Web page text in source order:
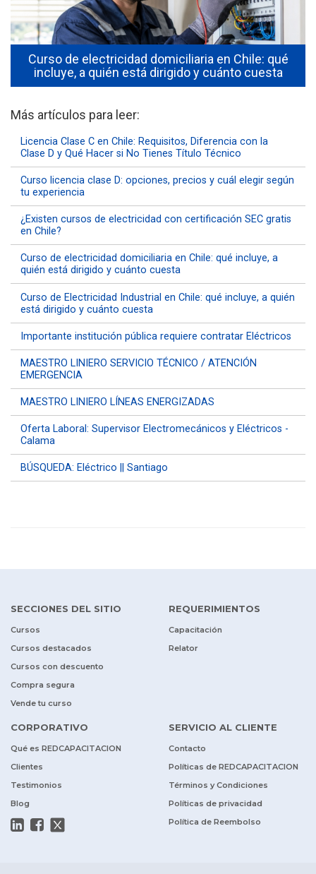
Curso de electricidad domiciliaria en Chile: qué
incluye, a quién está dirigido y cuánto cuesta
Más artículos para leer:
Licencia Clase C en Chile: Requisitos, Diferencia con la
Clase D y Qué Hacer si No Tienes Título Técnico
Curso licencia clase D: opciones, precios y cuál elegir según
tu experiencia
¿Existen cursos de electricidad con certificación SEC gratis
en Chile?
Curso de electricidad domiciliaria en Chile: qué incluye, a
quién está dirigido y cuánto cuesta
Curso de Electricidad Industrial en Chile: qué incluye, a quién
está dirigido y cuánto cuesta
Importante institución pública requiere contratar Eléctricos
MAESTRO LINIERO SERVICIO TÉCNICO / ATENCIÓN
EMERGENCIA
MAESTRO LINIERO LÍNEAS ENERGIZADAS
Oferta Laboral: Supervisor Electromecánicos y Eléctricos -
Calama
BÚSQUEDA: Eléctrico || Santiago
SECCIONES DEL SITIO
Cursos
Cursos destacados
Cursos con descuento
Compra segura
Vende tu curso
REQUERIMIENTOS
Capacitación
Relator
CORPORATIVO
Qué es REDCAPACITACION
Clientes
Testimonios
Blog
SERVICIO AL CLIENTE
Contacto
Políticas de REDCAPACITACION
Términos y Condiciones
Políticas de privacidad
Política de Reembolso